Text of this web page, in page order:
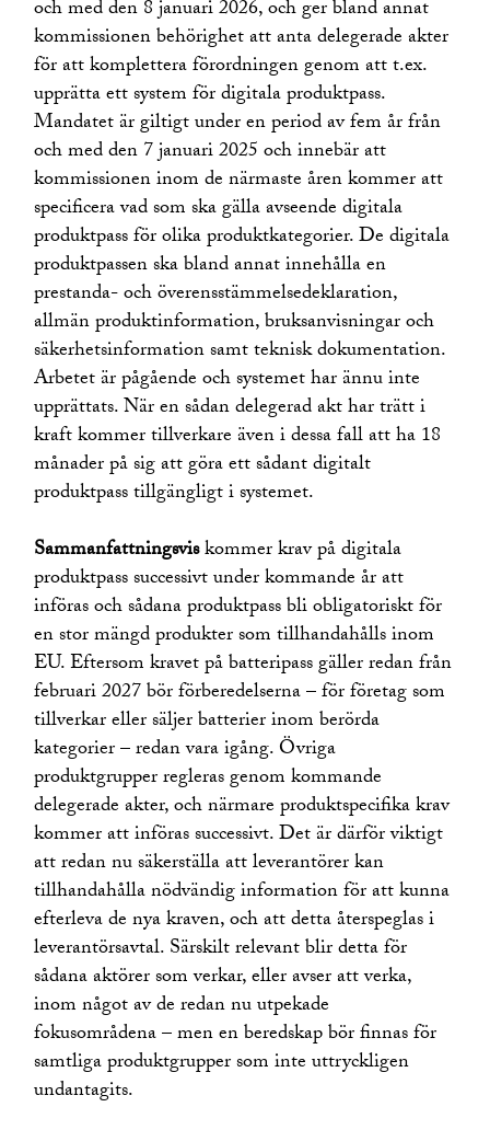
och med den 8 januari 2026, och ger bland annat
kommissionen behörighet att anta delegerade akter
för att komplettera förordningen genom att t.ex.
upprätta ett system för digitala produktpass.
Mandatet är giltigt under en period av fem år från
och med den 7 januari 2025 och innebär att
kommissionen inom de närmaste åren kommer att
specificera vad som ska gälla avseende digitala
produktpass för olika produktkategorier. De digitala
produktpassen ska bland annat innehålla en
prestanda- och överensstämmelsedeklaration,
allmän produktinformation, bruksanvisningar och
säkerhetsinformation samt teknisk dokumentation.
Arbetet är pågående och systemet har ännu inte
upprättats. När en sådan delegerad akt har trätt i
kraft kommer tillverkare även i dessa fall att ha 18
månader på sig att göra ett sådant digitalt
produktpass tillgängligt i systemet.
Sammanfattningsviskommer krav på digitala
produktpass successivt under kommande år att
införas och sådana produktpass bli obligatoriskt för
en stor mängd produkter som tillhandahålls inom
EU. Eftersom kravet på batteripass gäller redan från
februari 2027 bör förberedelserna – för företag som
tillverkar eller säljer batterier inom berörda
kategorier – redan vara igång. Övriga
produktgrupper regleras genom kommande
delegerade akter, och närmare produktspecifika krav
kommer att införas successivt. Det är därför viktigt
att redan nu säkerställa att leverantörer kan
tillhandahålla nödvändig information för att kunna
efterleva de nya kraven, och att detta återspeglas i
leverantörsavtal. Särskilt relevant blir detta för
sådana aktörer som verkar, eller avser att verka,
inom något av de redan nu utpekade
fokusområdena – men en beredskap bör finnas för
samtliga produktgrupper som inte uttryckligen
undantagits.